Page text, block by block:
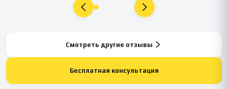
Смотреть другие отзывы
Бесплатная консультация